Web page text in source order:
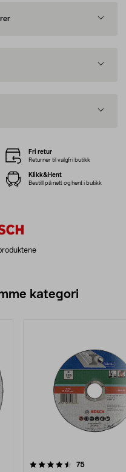
Fri retur
Returner til valgfri butikk
Klikk&Hent
Bestill på nett og hent i butikk
kategori
75
4.5 av 5 stjerner